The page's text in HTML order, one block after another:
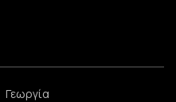
Γεωργία